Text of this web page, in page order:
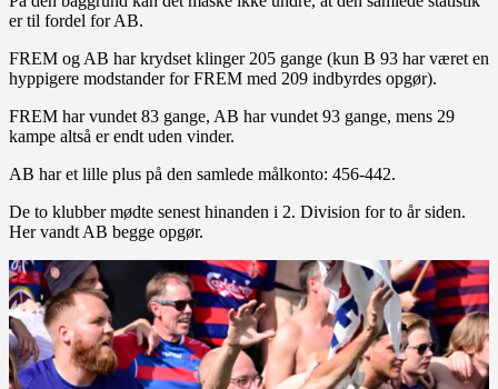
er til fordel for AB.
FREM og AB har krydset klinger 205 gange (kun B 93 har været en
hyppigere modstander for FREM med 209 indbyrdes opgør).
FREM har vundet 83 gange, AB har vundet 93 gange, mens 29
kampe altså er endt uden vinder.
AB har et lille plus på den samlede målkonto: 456-442.
De to klubber mødte senest hinanden i 2. Division for to år siden.
Her vandt AB begge opgør.